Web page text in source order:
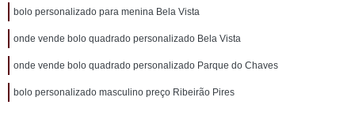
bolo personalizado para menina Bela Vista
onde vende bolo quadrado personalizado Bela Vista
onde vende bolo quadrado personalizado Parque do Chaves
bolo personalizado masculino preço Ribeirão Pires